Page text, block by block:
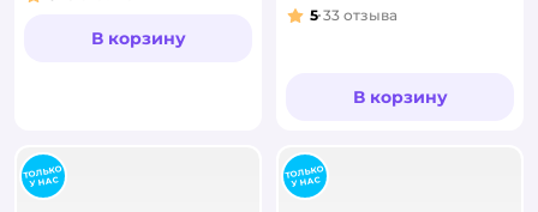
В корзину
Рейтинг:
5 33 отзыва
В корзину